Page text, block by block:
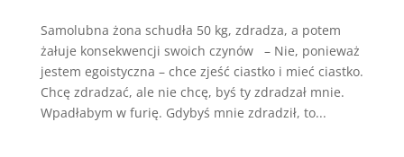
Samolubna żona schudła 50 kg, zdradza, a potem
żałuje konsekwencji swoich czynów – Nie, ponieważ
jestem egoistyczna – chce zjeść ciastko i mieć ciastko.
Chcę zdradzać, ale nie chcę, byś ty zdradzał mnie.
Wpadłabym w furię. Gdybyś mnie zdradził, to...